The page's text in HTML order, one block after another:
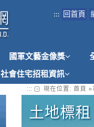
::: 回首頁
國軍文藝金像獎
社會住宅招租資訊
::: 現在位置: 首頁 »
土地標租